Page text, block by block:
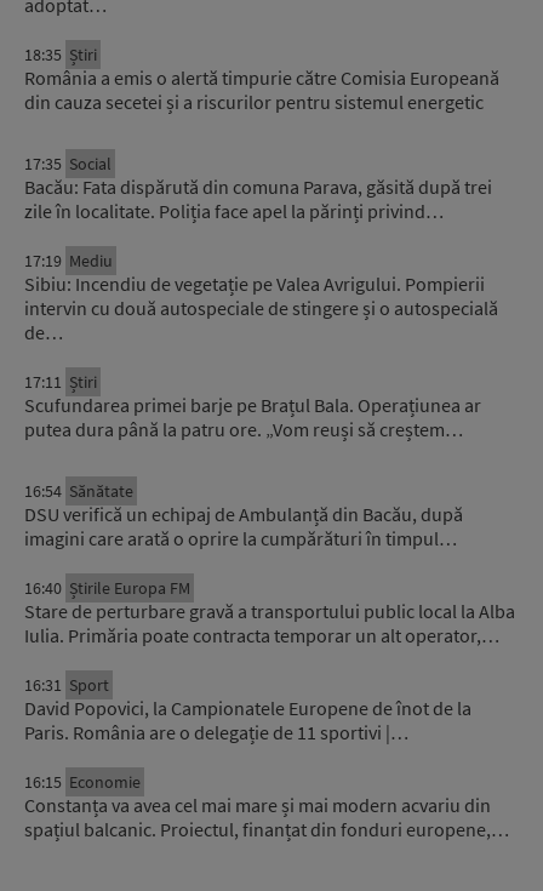
18:35 Știri
România a emis o alertă timpurie către Comisia Europeană
din cauza secetei și a riscurilor pentru sistemul energetic
17:35 Social
Bacău: Fata dispărută din comuna Parava, găsită după trei
zile în localitate. Poliția face apel la părinți privind…
17:19 Mediu
Sibiu: Incendiu de vegetație pe Valea Avrigului. Pompierii
intervin cu două autospeciale de stingere și o autospecială
de…
17:11 Știri
Scufundarea primei barje pe Brațul Bala. Operațiunea ar
putea dura până la patru ore. „Vom reuși să creștem…
16:54 Sănătate
DSU verifică un echipaj de Ambulanță din Bacău, după
imagini care arată o oprire la cumpărături în timpul…
16:40 Știrile Europa FM
Stare de perturbare gravă a transportului public local la Alba
Iulia. Primăria poate contracta temporar un alt operator,…
16:31 Sport
David Popovici, la Campionatele Europene de înot de la
Paris. România are o delegație de 11 sportivi |…
16:15 Economie
Constanța va avea cel mai mare și mai modern acvariu din
spațiul balcanic. Proiectul, finanțat din fonduri europene,…